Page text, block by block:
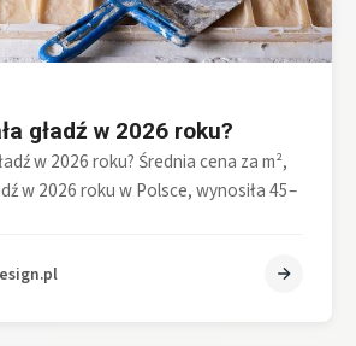
gładź w 2026 roku?
w 2026 roku? Średnia cena za m²,
w 2026 roku w Polsce, wynosiła 45–